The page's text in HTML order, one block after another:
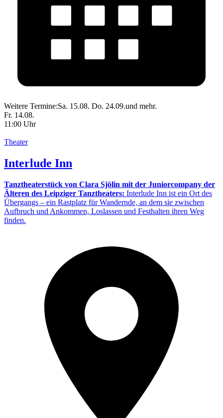
Weitere Termine:Sa. 15.08. Do. 24.09.und mehr.
Fr. 14.08.
11:00 Uhr
Theater
Interlude Inn
Tanztheaterstück von Clara Sjölin mit der Juniorcompany der
Älteren des Leipziger Tanztheaters: Interlude Inn ist ein Ort des
Übergangs – ein Rastplatz für Wandernde, an dem sie zwischen
Aufbruch und Ankommen, Loslassen und Festhalten ihren Weg
finden.